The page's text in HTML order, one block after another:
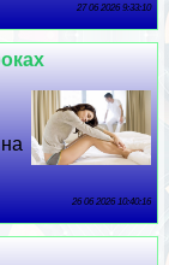
27 06 2026 9:33:10
26 06 2026 10:40:16